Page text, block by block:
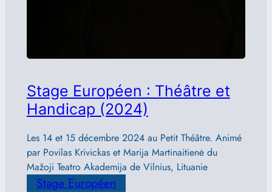
Stage Européen : Théâtre et
Handicap (2024)
Les 14 et 15 décembre 2024 au Petit Théâtre. Animé
par Povilas Krivickas et Marija Martinaitienė du
Mažoji Teatro Akademija de Vilnius, Lituanie
Stage Européen